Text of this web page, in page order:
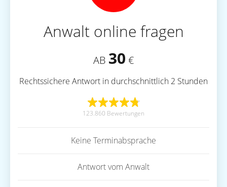
Anwalt online fragen
AB 30 €
Rechtssichere Antwort in durchschnittlich 2 Stunden
123.860 Bewertungen
Keine Terminabsprache
Antwort vom Anwalt